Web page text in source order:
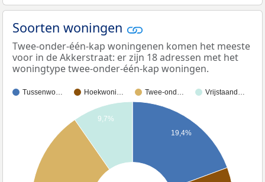
Soorten woningen
Twee-onder-één-kap woningenen komen het meeste
voor in de Akkerstraat: er zijn 18 adressen met het
woningtype twee-onder-één-kap woningen.
Tussenwo… Hoekwoni… Twee-ond… Vrijstaand…
19,4%
9,7%